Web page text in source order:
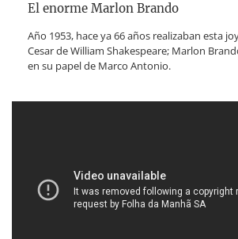
El enorme Marlon Brando
Año 1953, hace ya 66 años realizaban esta
Cesar de William Shakespeare; Marlon
en su papel de Marco Antonio.